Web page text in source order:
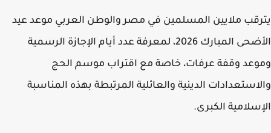
ملايين المسلمين في مصر والوطن العربي موعد عيد
الأضحى المبارك 2026، لمعرفة عدد أيام الإجازة الرسمية
وقفة عرفات، خاصة مع اقتراب موسم الحج
الدينية والعائلية المرتبطة بهذه المناسبة
الكبرى.